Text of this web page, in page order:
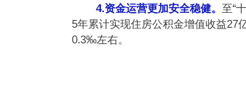
4.资金运营更加安全稳健。 至“
5年累计实现住房公积金增值收益27
0.3‰左右。